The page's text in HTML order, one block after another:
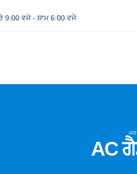
9:00 ਵਜੇ - ਸ਼ਾਮ 6:00 ਵਜੇ
ਘਰ
AC